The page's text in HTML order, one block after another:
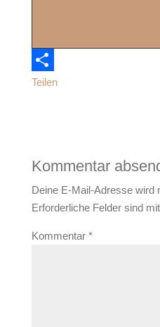
Teilen
Kommentar
Deine E-Mail-Adresse wird
Erforderliche Felder sind mit
Kommentar *